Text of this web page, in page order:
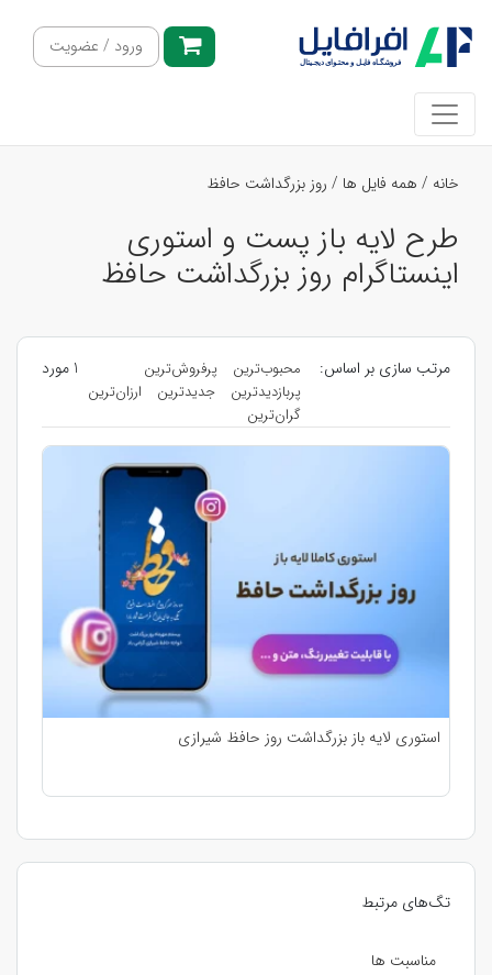
ورود / عضویت
خانه / همه فایل ها / روز بزرگداشت حافظ
طرح لایه باز پست و استوری
اینستاگرام روز بزرگداشت حافظ
تگ‌های مرتبط
مناسبت ها
مرتب سازی بر اساس: محبوب‌ترین
پرفروش‌ترین
پربازدیدترین
جدیدترین
ارزان‌ترین
گران‌ترین
1 مورد
استوری لایه باز بزرگداشت روز حافظ شیرازی